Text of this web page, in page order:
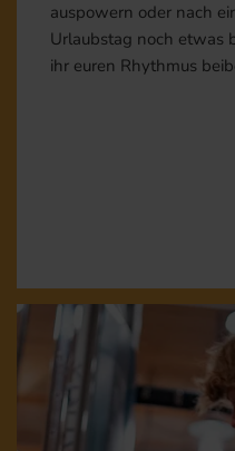
auspowern oder nach
Urlaubstag noch etwas
ihr euren Rhythmus